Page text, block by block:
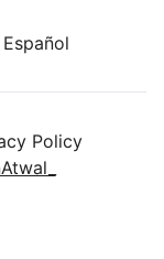
Español
Policy